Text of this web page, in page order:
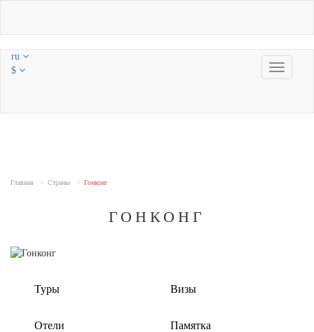
Toggle
ru
$
Главная Страны Гонконг
ГОНКОНГ
Туры Визы
Отели Памятка